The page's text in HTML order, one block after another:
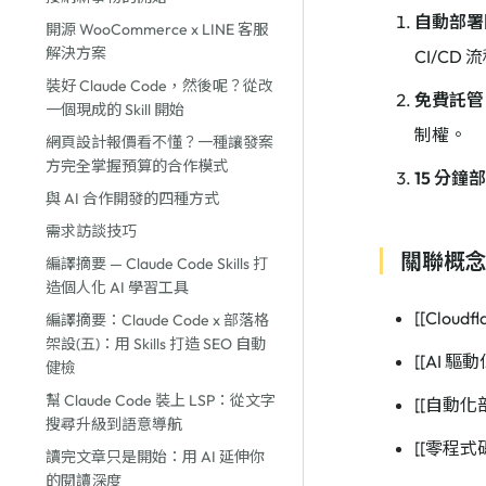
開源 WooCommerce x LINE 客服
解決方案
裝好 Claude Code，然後呢？從改
一個現成的 Skill 開始
網頁設計報價看不懂？一種讓發案
方完全掌握預算的合作模式
與 AI 合作開發的四種方式
需求訪談技巧
編譯摘要 — Claude Code Skills 打
造個人化 AI 學習工具
編譯摘要：Claude Code x 部落格
架設(五)：用 Skills 打造 SEO 自動
健檢
幫 Claude Code 裝上 LSP：從文字
搜尋升級到語意導航
讀完文章只是開始：用 AI 延伸你
的閱讀深度
自動部
CI/CD
免費託
制權。
15 分鐘
關聯概念
[[AI 驅動
[[自動化
[[零程式